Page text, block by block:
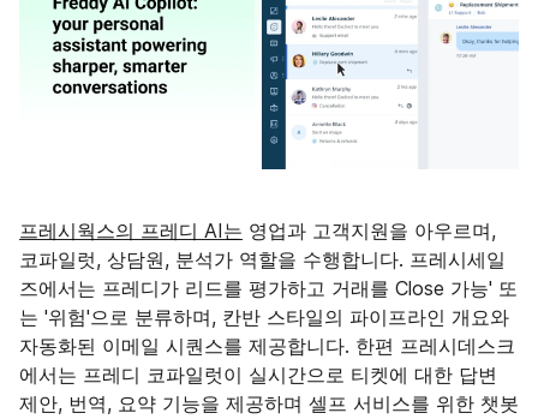
프레시웍스의 프레디 AI는 영업과 고객지원을 아우르며,
코파일럿, 상담원, 분석가 역할을 수행합니다. 프레시세일
즈에서는 프레디가 리드를 평가하고 거래를 Close 가능' 또
는 '위험'으로 분류하며, 칸반 스타일의 파이프라인 개요와
자동화된 이메일 시퀀스를 제공합니다. 한편 프레시데스크
에서는 프레디 코파일럿이 실시간으로 티켓에 대한 답변
제안, 번역, 요약 기능을 제공하며 셀프 서비스를 위한 챗봇